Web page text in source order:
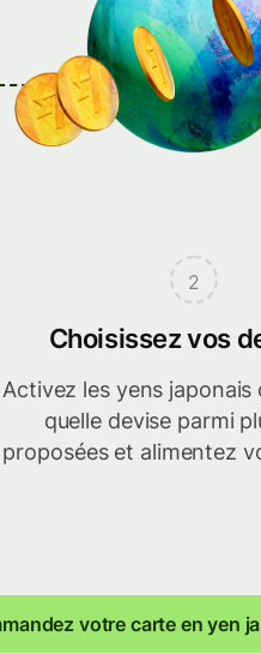
2
Choisissez vos
Activez les yens
quelle devise parmi
proposées et alimentez
votre carte en yen